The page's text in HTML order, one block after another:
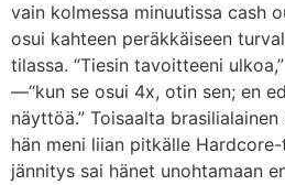
vain kolmessa minuutissa cash
osui kahteen peräkkäiseen
tilassa. “Tiesin tavoitteeni
—“kun se osui 4x, otin sen; en
näyttöä.” Toisaalta
hän meni liian pitkälle
jännitys sai hänet unohtamaan